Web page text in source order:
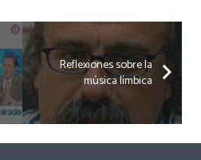
Reflexiones sobre la
música límbica